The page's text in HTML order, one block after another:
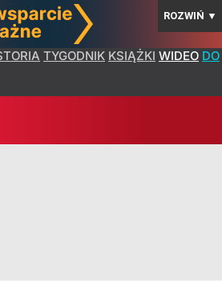
ROZWIŃ ▼
TYGODNIK KSIĄŻKI WIDEO DO